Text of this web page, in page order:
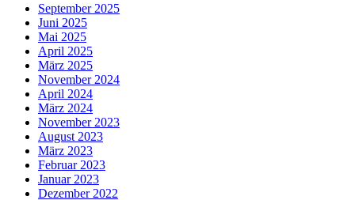
September 2025
Juni 2025
Mai 2025
April 2025
März 2025
November 2024
April 2024
März 2024
November 2023
August 2023
März 2023
Februar 2023
Januar 2023
Dezember 2022